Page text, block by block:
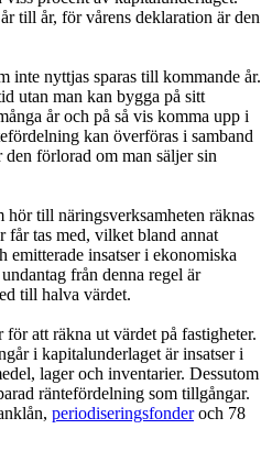
till år, för vårens deklaration är den
inte nyttjas sparas till kommande år.
utan man kan bygga på sitt
år och på så vis komma upp i
kan överföras i samband
förlorad om man säljer sin
till näringsverksamheten räknas
får tas med, vilket bland annat
emitterade insatser i ekonomiska
från denna regel är
till halva värdet.
att räkna ut värdet på fastigheter.
i kapitalunderlaget är insatser i
lager och inventarier. Dessutom
räntefördelning som tillgångar.
periodiseringsfonderoch 78